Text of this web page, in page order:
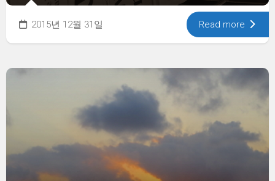
2015년 12월 31일 Read more